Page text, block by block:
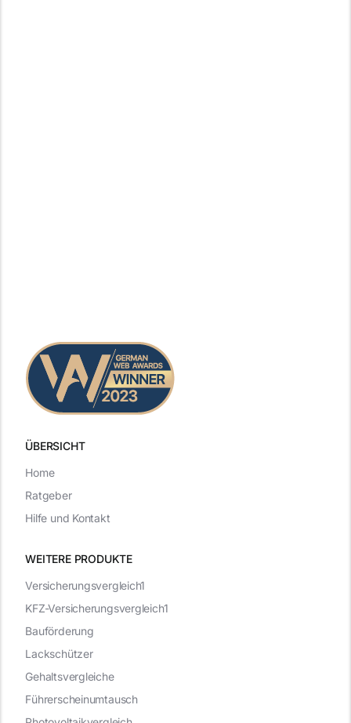
ÜBERSICHT
WEITERE PRODUKTE
Versicherungsvergleich1
KFZ-Versicherungsvergleich1
Bauförderung
Lackschützer
Gehaltsvergleiche
Führerscheinumtausch
Home
Ratgeber
Hilfe und Kontakt